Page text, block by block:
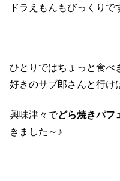
ドラえもんもびっくり
ひとりではちょっと食べ
好きのサブ郎さんと行け
興味津々でどら焼きパフ
きました～♪